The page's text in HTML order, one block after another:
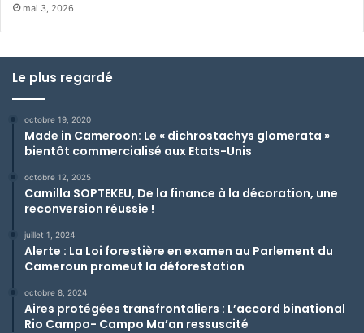
mai 3, 2026
Le plus regardé
octobre 19, 2020
Made in Cameroon: Le « dichrostachys glomerata »
bientôt commercialisé aux Etats-Unis
octobre 12, 2025
Camilla SOPTEKEU, De la finance à la décoration, une
reconversion réussie !
juillet 1, 2024
Alerte : La Loi forestière en examen au Parlement du
Cameroun promeut la déforestation
octobre 8, 2024
Aires protégées transfrontaliers : L’accord binational
Rio Campo- Campo Ma’an ressuscité